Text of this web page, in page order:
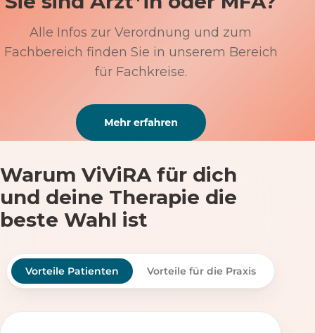
Alle Infos zur Verordnung und zum
Fachbereich finden Sie in unserem Bereich
für Fachkreise.
Warum ViViRA für dich
und deine Therapie die
beste Wahl ist
Vorteile Patienten Vorteile für die Praxis